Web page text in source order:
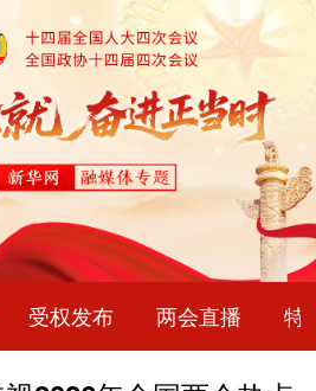
受权发布 两会直播 特